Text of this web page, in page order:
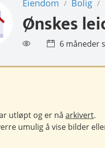
Eiendom / Bolig /
Ønskes
6 måneder
utløpt og er nå arkivert.
umulig å vise bilder